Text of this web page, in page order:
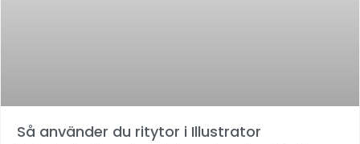
Så använder du ritytor i Illustrator